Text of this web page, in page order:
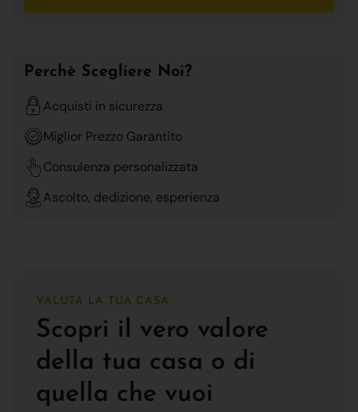
Perchè Scegliere Noi?
Acquisti in sicurezza
Miglior Prezzo Garantito
Consulenza personalizzata
Ascolto, dedizione, esperienza
VALUTA LA TUA CASA
Scopri il vero valore
della tua casa o di
quella che vuoi